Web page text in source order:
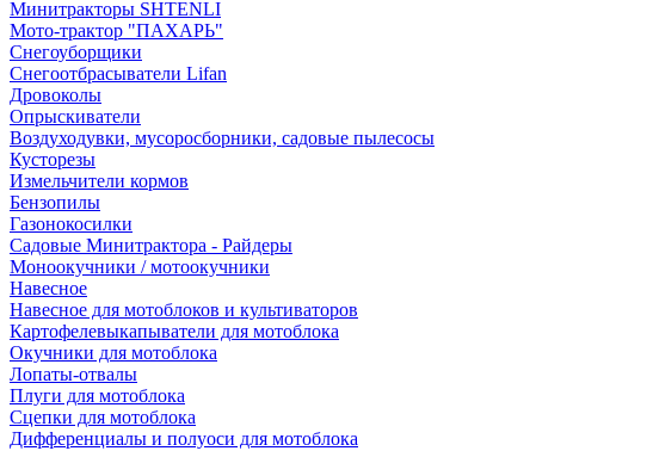
Минитракторы SHTENLI
Мото-трактор "ПАХАРЬ"
Снегоуборщики
Снегоотбрасыватели Lifan
Дровоколы
Опрыскиватели
Воздуходувки, мусоросборники, cадовые пылесосы
Кусторезы
Измельчители кормов
Бензопилы
Газонокосилки
Садовые Минитрактора - Райдеры
Моноокучники / мотоокучники
Навесное
Навесное для мотоблоков и культиваторов
Картофелевыкапыватели для мотоблока
Окучники для мотоблока
Лопаты-отвалы
Плуги для мотоблока
Сцепки для мотоблока
Дифференциалы и полуоси для мотоблока